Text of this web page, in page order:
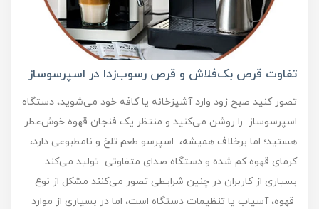
تفاوت قرص بک‌فلاش و قرص رسوب‌زدا در اسپرسوساز
تصور کنید صبح زود وارد آشپزخانه یا کافه خود می‌شوید، دستگاه
اسپرسوساز را روشن می‌کنید و منتظر یک فنجان قهوه خوش‌عطر
هستید؛ اما برخلاف همیشه، اسپرسو طعم تلخ و نامطبوعی دارد،
کرمای قهوه کم شده و دستگاه صدای متفاوتی تولید می‌کند.
بسیاری از کاربران در چنین شرایطی تصور می‌کنند مشکل از نوع
قهوه، آسیاب یا تنظیمات دستگاه است، اما در بسیاری از موارد